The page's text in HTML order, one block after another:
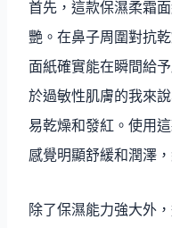
首先，這款保濕柔霜
艷。在鼻子周圍對抗
面紙確實能在瞬間給
於過敏性肌膚的我來
易乾燥和發紅。使用
感覺明顯舒緩和潤澤
除了保濕能力強大外